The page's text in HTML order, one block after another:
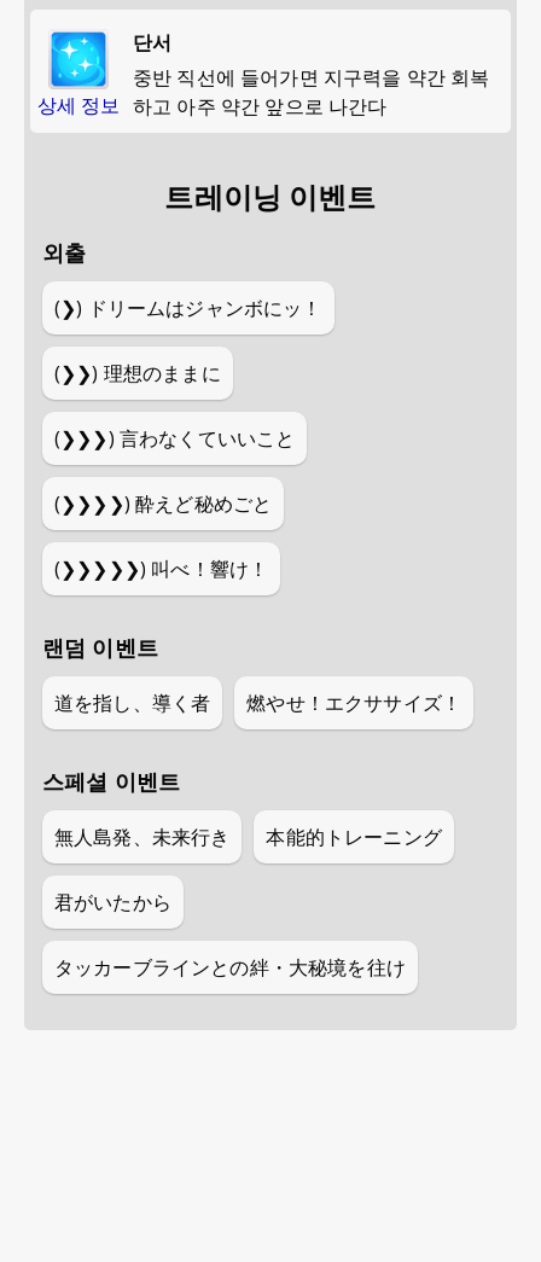
상세 정보
단서
중반 직선에 들어가면 지구력을 약간 회복
하고 아주 약간 앞으로 나간다
트레이닝 이벤트
외출
(❯) ドリームはジャンボにッ！
(❯❯) 理想のままに
(❯❯❯) 言わなくていいこと
(❯❯❯❯)酔えど秘めごと
(❯❯❯❯❯) 叫べ！響け！
랜덤 이벤트
道を指し、導く者 燃やせ！エクササイズ！
스페셜 이벤트
無人島発、未来行き 本能的トレーニング
君がいたから
タッカーブラインとの絆・大秘境を往け